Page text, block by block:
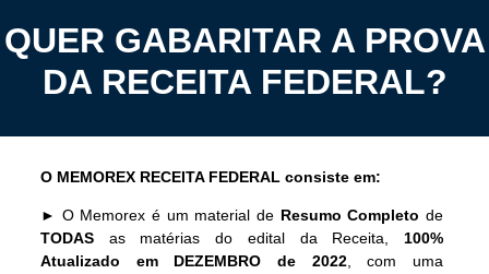
QUER GABARITAR A PROVA
DA RECEITA FEDERAL?
O MEMOREX RECEITA FEDERAL consiste em:
► O Memorex é um material de Resumo Completo de
TODAS as matérias do edital da Receita, 100%
Atualizado em DEZEMBRO de 2022, com uma